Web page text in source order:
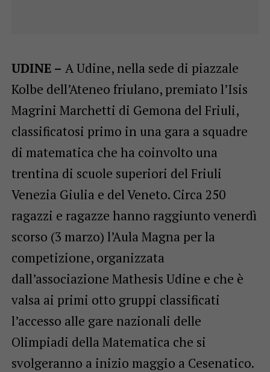
UDINE – A Udine, nella sede di piazzale
Kolbe dell’Ateneo friulano, premiato l’Isis
Magrini Marchetti di Gemona del Friuli,
classificatosi primo in una gara a squadre
di matematica che ha coinvolto una
trentina di scuole superiori del Friuli
Venezia Giulia e del Veneto. Circa 250
ragazzi e ragazze hanno raggiunto venerdì
scorso (3 marzo) l’Aula Magna per la
competizione, organizzata
dall’associazione Mathesis Udine e che è
valsa ai primi otto gruppi classificati
l’accesso alle gare nazionali delle
Olimpiadi della Matematica che si
svolgeranno a inizio maggio a Cesenatico.